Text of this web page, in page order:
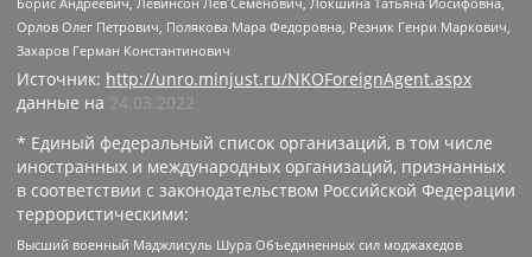
Орлов Олег Петрович, Полякова Мара Федоровна, Резник Генри Маркович,
Захаров Герман Константинович
Источник: http://unro.minjust.ru/NKOForeignAgent.aspx
данные на 24.03.2022
* Единый федеральный список организаций, в том числе
иностранных и международных организаций, признанных
в соответствии с законодательством Российской Федерации
террористическими:
Высший военный Маджлисуль Шура Объединенных сил моджахедов